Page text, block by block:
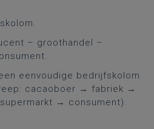
– groothandel –
eenvoudige bedrijfskolom
cacaoboer → fabriek →
→ consument).